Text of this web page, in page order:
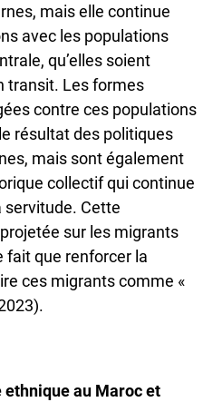
mais elle continue
avec les populations
qu’elles soient
transit. Les formes
contre ces populations
résultat des politiques
mais sont également
collectif qui continue
servitude. Cette
sur les migrants
fait que renforcer la
ces migrants comme «
ethnique au Maroc et